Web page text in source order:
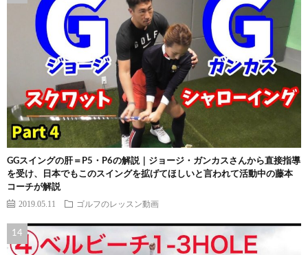
GGスイングの肝＝P5・P6の解説｜ジョージ・ガンカスさんから直接指導
を受け、日本でもこのスイングを拡げてほしいと言われて活動中の藤本
コーチが解説
2019.05.11 ゴルフのレッスン動画